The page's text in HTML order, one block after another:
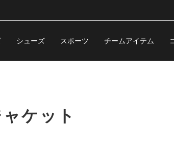
シューズ スポーツ チームアイテム
ケット